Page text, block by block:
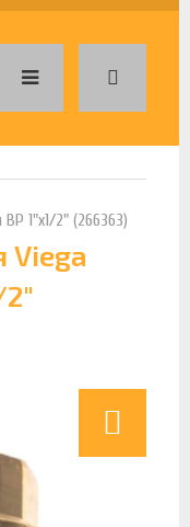
1"х1/2" (266363)
Viega
2"